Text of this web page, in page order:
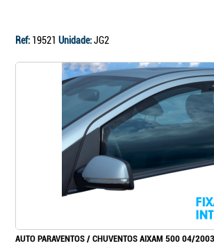
Ref: 19521 Unidade:JG2
AUTO PARAVENTOS / CHUVENTOS AIXAM 500 04/